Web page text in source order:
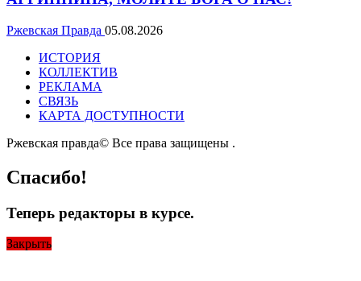
Ржевская Правда 05.08.2026
ИСТОРИЯ
КОЛЛЕКТИВ
РЕКЛАМА
СВЯЗЬ
КАРТА ДОСТУПНОСТИ
Ржевская правда© Все права защищены .
Спасибо!
Теперь редакторы в курсе.
Закрыть